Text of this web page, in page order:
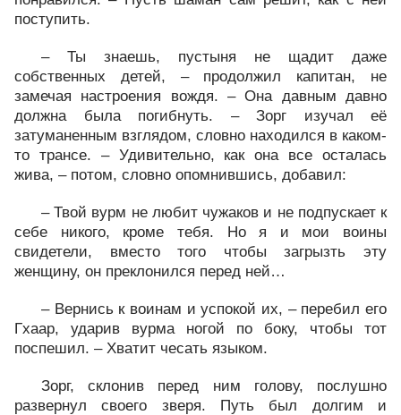
поступить.
– Ты знаешь, пустыня не щадит даже
собственных детей, – продолжил капитан, не
замечая настроения вождя. – Она давным давно
должна была погибнуть. – Зорг изучал её
затуманенным взглядом, словно находился в каком-
то трансе. – Удивительно, как она все осталась
жива, – потом, словно опомнившись, добавил:
– Твой вурм не любит чужаков и не подпускает к
себе никого, кроме тебя. Но я и мои воины
свидетели, вместо того чтобы загрызть эту
женщину, он преклонился перед ней…
– Вернись к воинам и успокой их, – перебил его
Гхаар, ударив вурма ногой по боку, чтобы тот
поспешил. – Хватит чесать языком.
Зорг, склонив перед ним голову, послушно
развернул своего зверя. Путь был долгим и